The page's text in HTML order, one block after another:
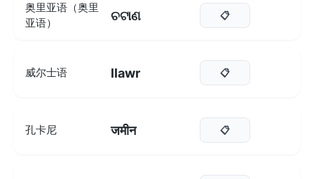
奥里亚语（奥里
亚语）
ଚଟାଣ 📋
威尔士语 llawr 📋
孔卡尼 जमीन 📋